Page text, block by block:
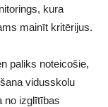
kura
mainīt kritērijus.
paliks noteicošie,
vidusskolu
no izglītības